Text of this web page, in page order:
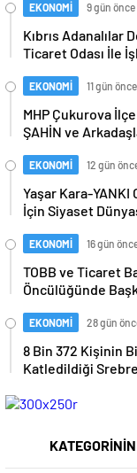
Parti’ye Daima
Kamuoyunca
Mustafa ÖZALP
Değerimiz Hüseyin
Kurulunda Görev
EKONOMİ 9 gün önce
Kıbrıs Adanalılar
Ticaret Odası İle
KANDEMİR’e
EKONOMİ 11 gün önce
MHP Çukurova
ŞAHİN ve
Geçmiş olsun
EKONOMİ 12 gün
Yaşar Kara-
İçin Siyaset
yor; Başkan
Yönetim Kurulu
Tamamlanıp Onay
Açıklanacak…
EKONOMİ 16 gün
TOBB ve Ticaret
Öncülüğünde
Gelişmelerle İlgili
Adana’dan Mustafa
Davetli Olarak
EKONOMİ 28 gün
8 Bin 372 Kişinin
Katledildiği
ERDOĞAN’ın